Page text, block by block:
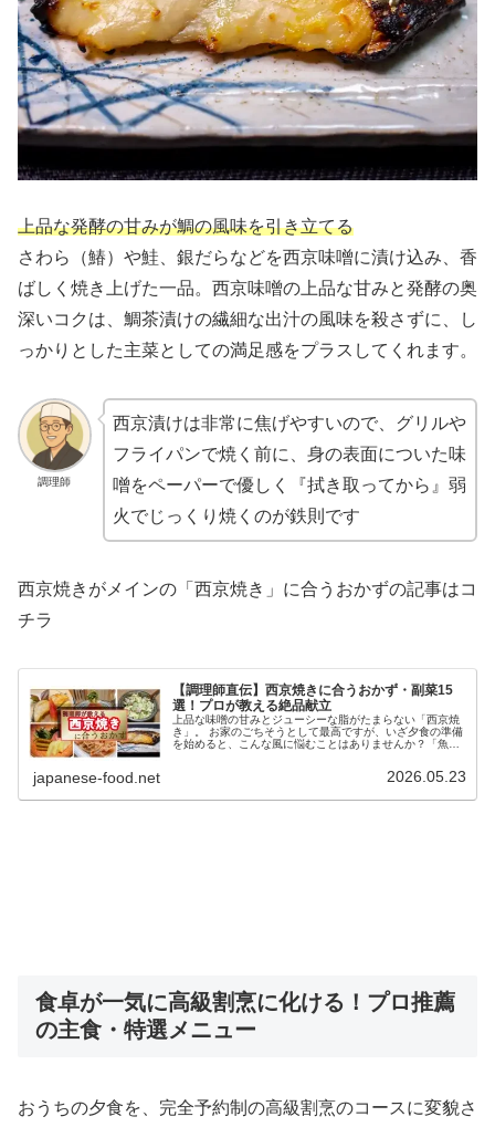
上品な発酵の甘みが鯛の風味を引き立てる
さわら（鰆）や鮭、銀だらなどを西京味噌に漬け込み、香
ばしく焼き上げた一品。西京味噌の上品な甘みと発酵の奥
深いコクは、鯛茶漬けの繊細な出汁の風味を殺さずに、し
っかりとした主菜としての満足感をプラスしてくれます。
調理師
西京漬けは非常に焦げやすいので、グリルや
フライパンで焼く前に、身の表面についた味
噌をペーパーで優しく『拭き取ってから』弱
火でじっくり焼くのが鉄則です
西京焼きがメインの「西京焼き」に合うおかずの記事はコ
チラ
【調理師直伝】西京焼きに合うおかず・副菜15
選！プロが教える絶品献立
上品な味噌の甘みとジューシーな脂がたまらない「西京焼
き」。 お家のごちそうとして最高ですが、いざ夕食の準備
を始めると、こんな風に悩むことはありませんか？「魚が
japanese-food.net 2026.05.23
食卓が一気に高級割烹に化ける！プロ推薦
の主食・特選メニュー
おうちの夕食を、完全予約制の高級割烹のコースに変貌さ